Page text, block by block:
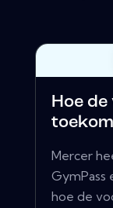
Hoe
Mercer
hoe de